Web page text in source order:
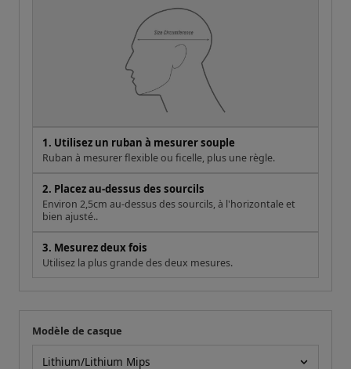
1. Utilisez un ruban à mesurer souple
Ruban à mesurer flexible ou ficelle, plus une règle.
2. Placez au-dessus des sourcils
Environ 2,5cm au-dessus des sourcils, à l'horizontale et
bien ajusté..
3. Mesurez deux fois
Utilisez la plus grande des deux mesures.
Votre mesure
Modèle de casque